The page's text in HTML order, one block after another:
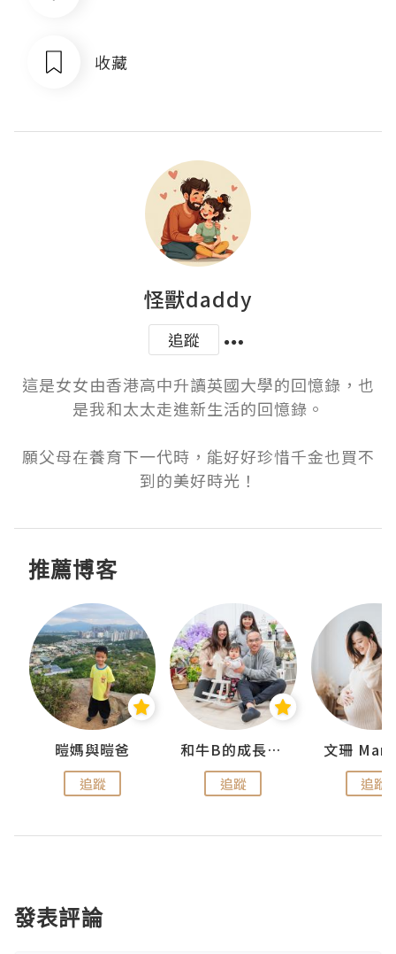
收藏
怪獸daddy
追蹤
這是女女由香港高中升讀英國大學的回憶錄，也
是我和太太走進新生活的回憶錄。
願父母在養育下一代時，能好好珍惜千金也買不
到的美好時光！
推薦博客
暟媽與暟爸
追蹤
和牛B的成長日記
追蹤
文珊
追蹤
發表評論